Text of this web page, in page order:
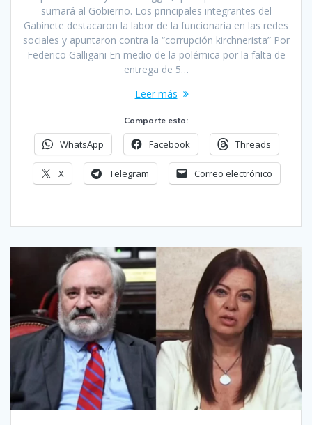
sumará al Gobierno. Los principales integrantes del
Gabinete destacaron la labor de la funcionaria en las redes
sociales y apuntaron contra la “corrupción kirchnerista” Por
Federico Galligani En medio de la polémica por la falta de
entrega de 5…
Leer más
Comparte esto:
WhatsApp Facebook Threads
X Telegram Correo electrónico